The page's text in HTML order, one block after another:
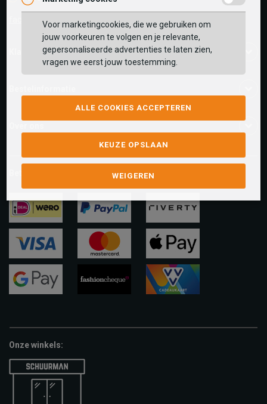
facebook.com/SchuurmanSchoenen
Klantenservice
ideal paypal riverty
visa
apple-
pay
Onze winkels:
Voor marketingcookies, die we gebruiken om
jouw voorkeuren te volgen en je relevante,
gepersonaliseerde advertenties te laten zien,
vragen we eerst jouw toestemming.
ALLE COOKIES ACCEPTEREN
KEUZE OPSLAAN
WEIGEREN